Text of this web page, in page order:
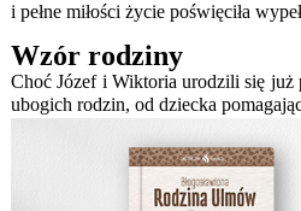
i pełne miłości życie poświęciła
Wzór rodziny
Choć Józef i Wiktoria urodzili się już
ubogich rodzin, od dziecka